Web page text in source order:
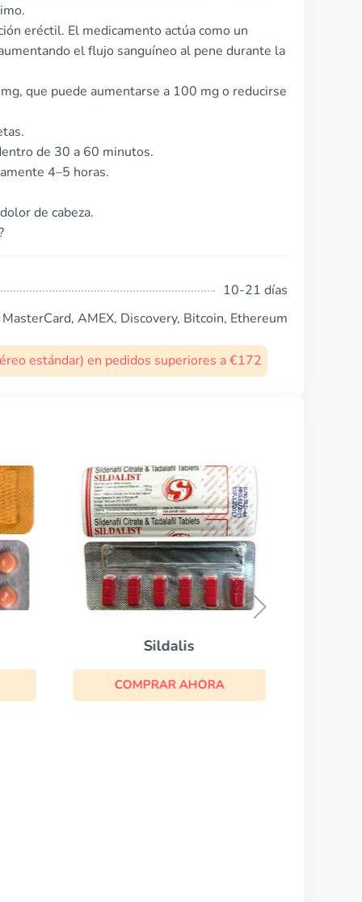
eréctil. El medicamento actúa como un
el flujo sanguíneo al pene durante la
que puede aumentarse a 100 mg o reducirse
de 30 a 60 minutos.
4–5 horas.
de cabeza.
10-21 días
AMEX, Discovery, Bitcoin, Ethereum
estándar) en pedidos superiores a €172
Sildalis
COMPRAR AHORA